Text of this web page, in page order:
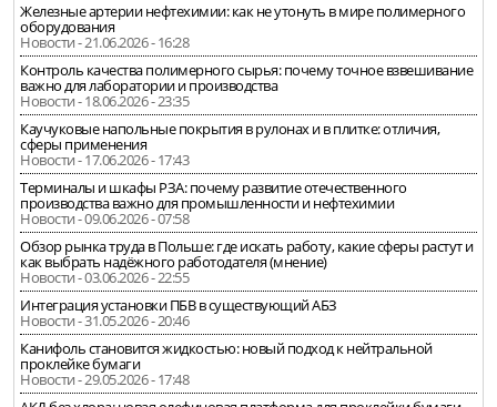
Железные артерии нефтехимии: как не утонуть в мире полимерного
оборудования
Новости - 21.06.2026 - 16:28
Контроль качества полимерного сырья: почему точное взвешивание
важно для лаборатории и производства
Новости - 18.06.2026 - 23:35
Каучуковые напольные покрытия в рулонах и в плитке: отличия,
сферы применения
Новости - 17.06.2026 - 17:43
Терминалы и шкафы РЗА: почему развитие отечественного
производства важно для промышленности и нефтехимии
Новости - 09.06.2026 - 07:58
Обзор рынка труда в Польше: где искать работу, какие сферы растут и
как выбрать надёжного работодателя (мнение)
Новости - 03.06.2026 - 22:55
Интеграция установки ПБВ в существующий АБЗ
Новости - 31.05.2026 - 20:46
Канифоль становится жидкостью: новый подход к нейтральной
проклейке бумаги
Новости - 29.05.2026 - 17:48